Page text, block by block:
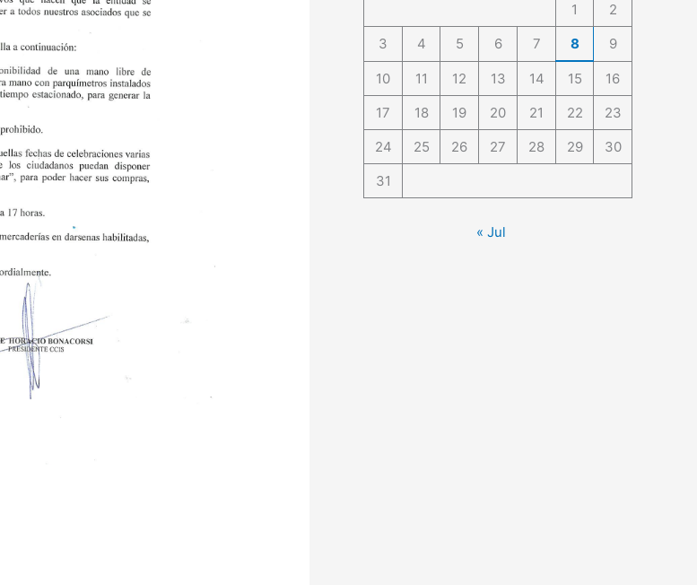
1
2
3
4 5 6 7 8 9
10 11 12 13 14 15
16
17
18 19 20 21 22
23
24
25 26 27 28 29
30
31
« Jul